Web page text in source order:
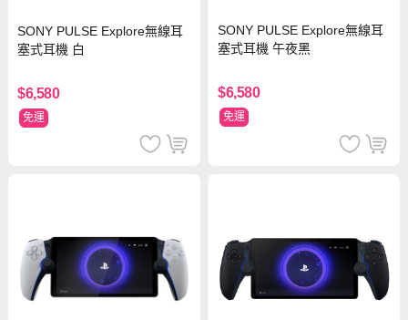
SONY PULSE Explore無線耳
塞式耳機 白
$6,580
免運
SONY PULSE Explore無線耳
塞式耳機 午夜黑
$6,580
免運